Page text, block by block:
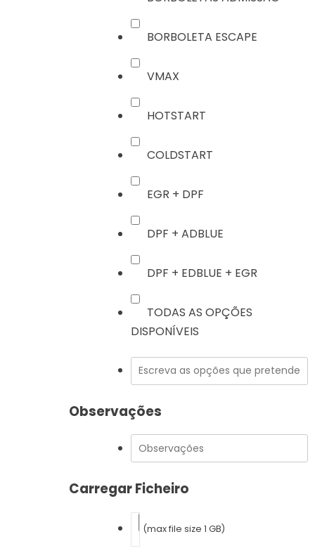
BORBOLETA ESCAPE
VMAX
HOTSTART
COLDSTART
EGR + DPF
DPF + ADBLUE
DPF + EDBLUE + EGR
TODAS AS OPÇÕES
DISPONÍVEIS
Observações
Carregar Ficheiro
(max file size 1 GB)